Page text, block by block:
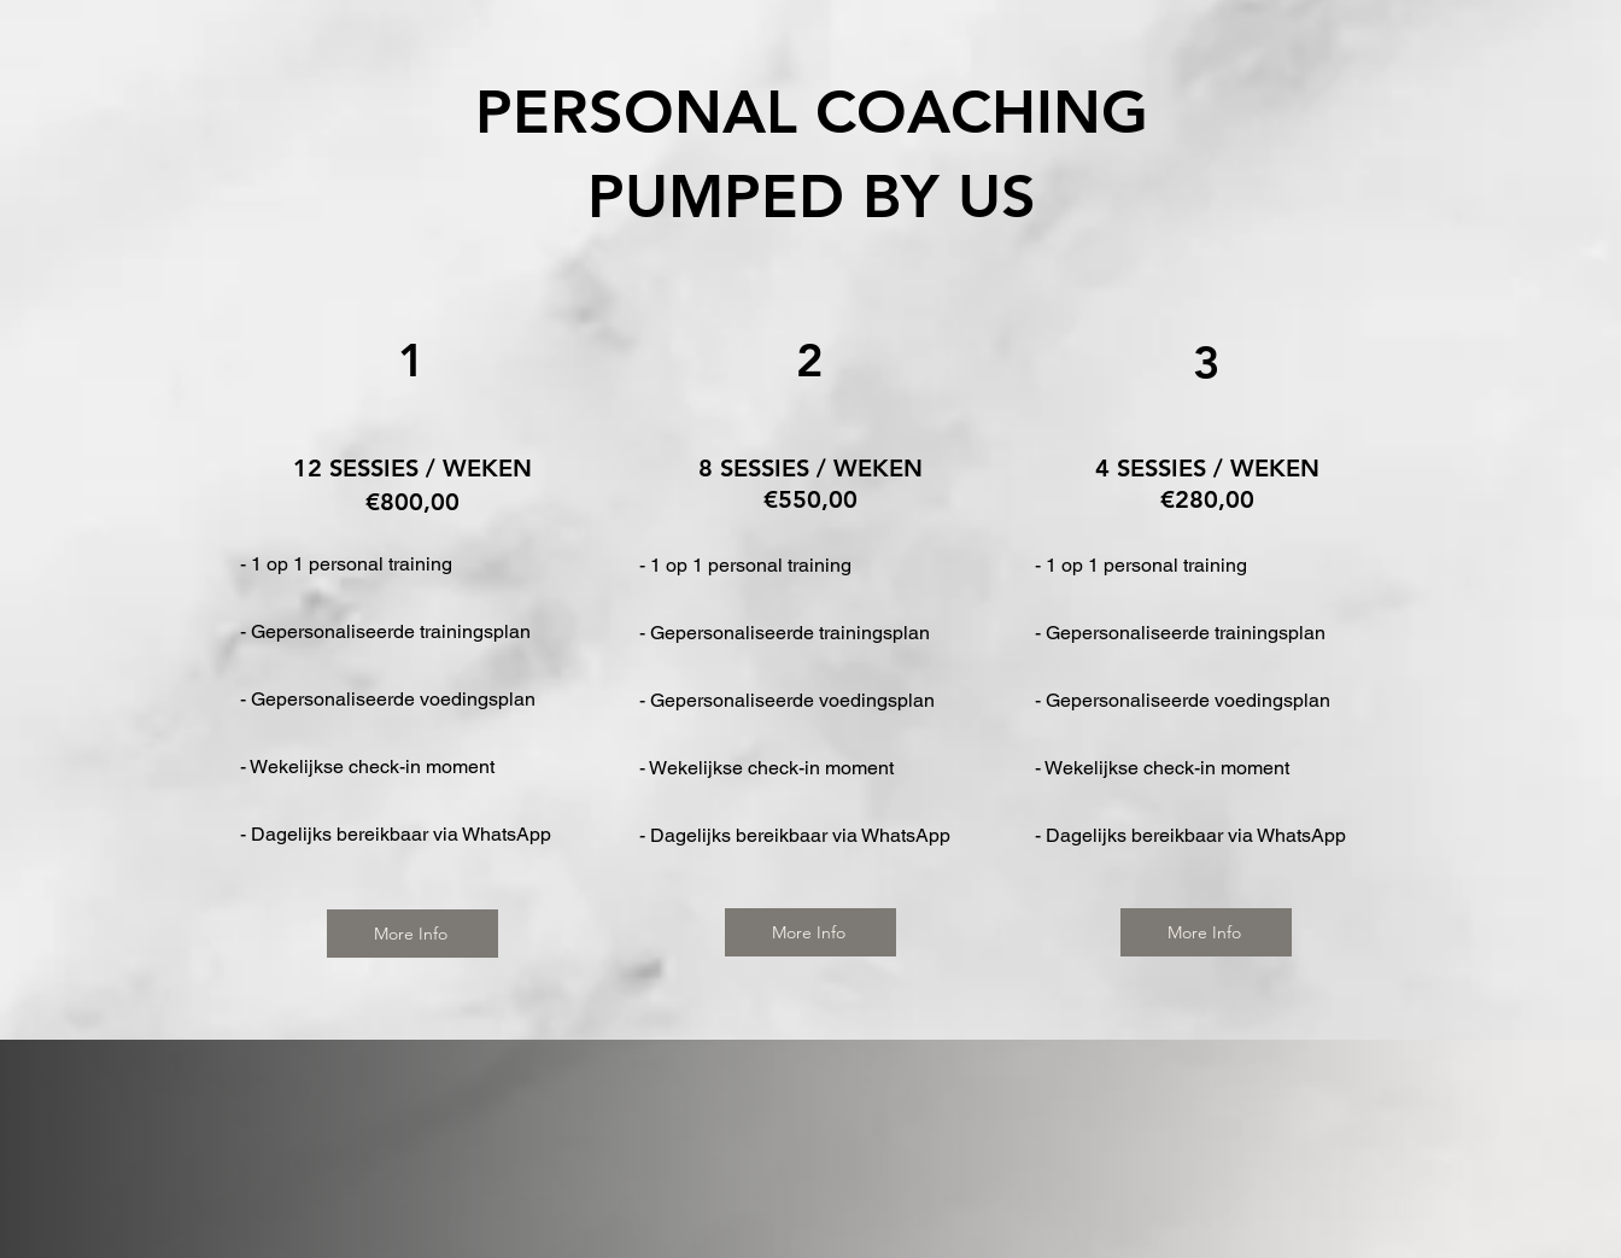
PERSONAL COACHING
PUMPED BY US
1
12 SESSIES / WEKEN
€800,00
- 1 op 1 personal training
- Gepersonaliseerde trainingsplan
- Gepersonaliseerde voedingsplan
- Wekelijkse check-in moment
- Dagelijks bereikbaar via WhatsApp
More Info
2
8 SESSIES / WEKEN
€550,00
- 1 op 1 personal training
- Gepersonaliseerde trainingsplan
- Gepersonaliseerde voedingsplan
- Wekelijkse check-in moment
- Dagelijks bereikbaar via WhatsApp​
More Info
3
4 SESSIES / WEKEN
€280,00
- 1 op 1 personal training
- Gepersonaliseerde trainingsplan
- Gepersonaliseerde voedingsplan
- Wekelijkse check-in moment
- Dagelijks bereikbaar via WhatsApp​​
More Info